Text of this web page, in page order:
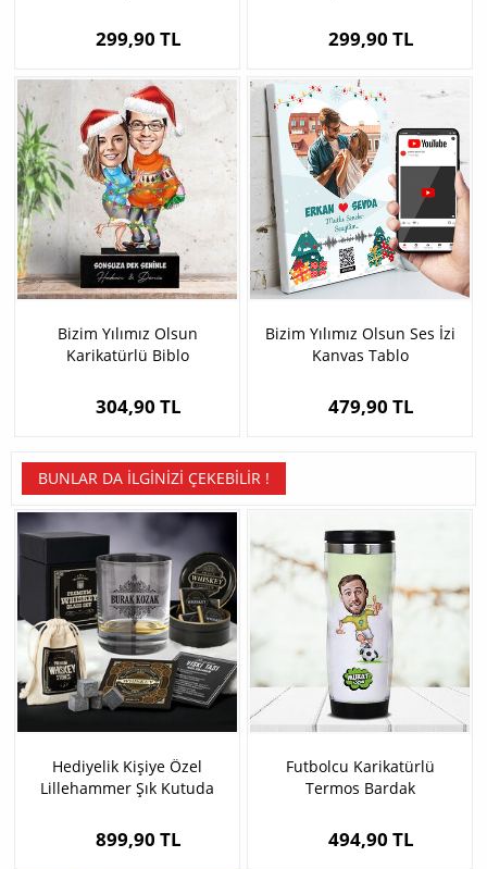
299,90 TL 299,90 TL
Bizim Yılımız Olsun
Karikatürlü Biblo
304,90 TL
Bizim Yılımız Olsun Ses İzi
Kanvas Tablo
479,90 TL
BUNLAR DA İLGINIZI ÇEKEBILIR !
Hediyelik Kişiye Özel
Lillehammer Şık Kutuda
899,90 TL
Futbolcu Karikatürlü
Termos Bardak
494,90 TL